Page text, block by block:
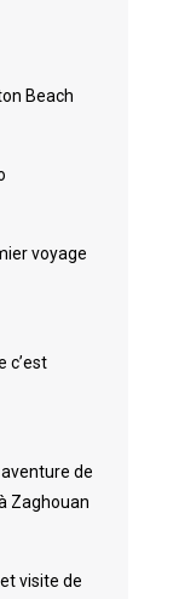
Beach
voyage
c’est
de
Zaghouan
visite de